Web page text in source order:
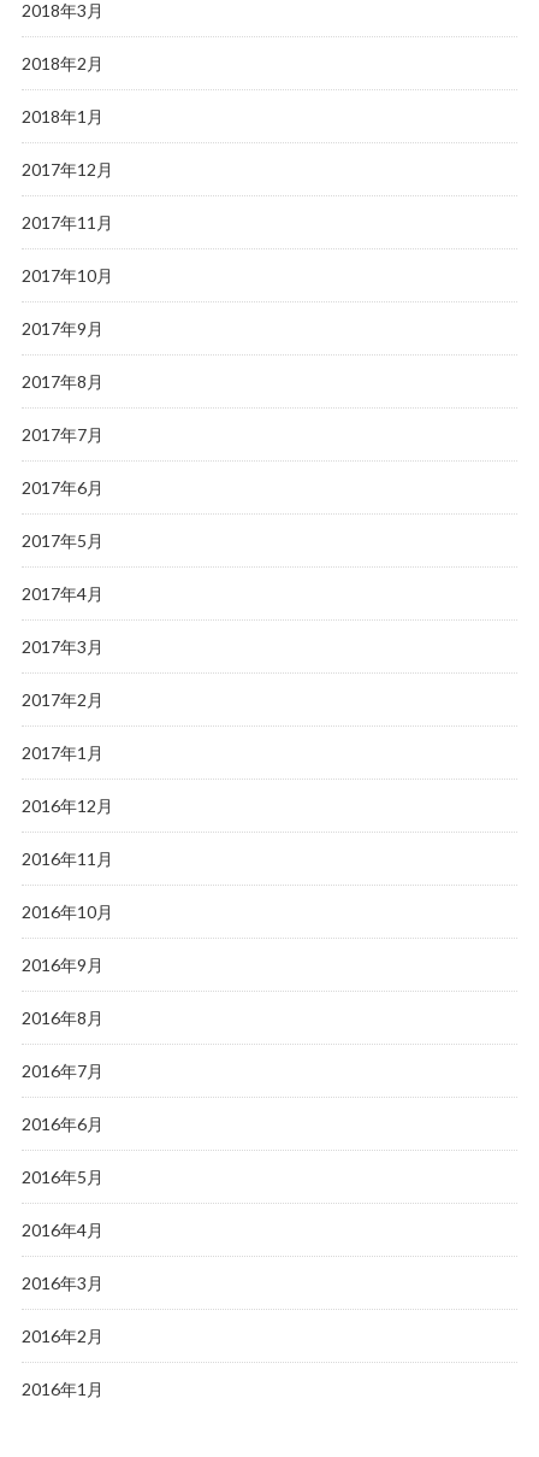
2018年3月
2018年2月
2018年1月
2017年12月
2017年11月
2017年10月
2017年9月
2017年8月
2017年7月
2017年6月
2017年5月
2017年4月
2017年3月
2017年2月
2017年1月
2016年12月
2016年11月
2016年10月
2016年9月
2016年8月
2016年7月
2016年6月
2016年5月
2016年4月
2016年3月
2016年2月
2016年1月